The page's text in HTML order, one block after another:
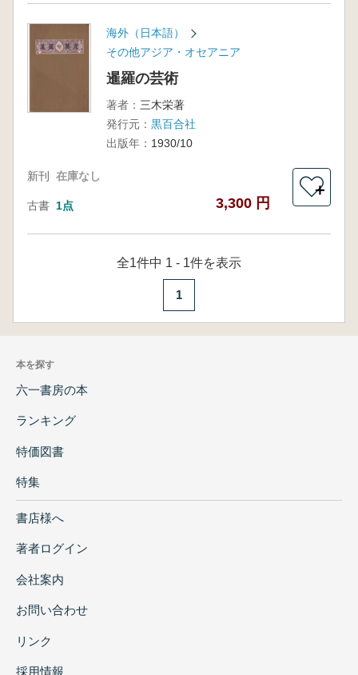
海外（日本語）
その他アジア・オセアニア
暹羅の芸術
著者： 三木栄著
発行元： 黒百合社
出版年： 1930/10
新刊 在庫なし
古書 1点 3,300 円
＋
全1件中 1 - 1件を表示
1
本を探す
六一書房の本
ランキング
特価図書
特集
書店様へ
著者ログイン
会社案内
お問い合わせ
リンク
採用情報